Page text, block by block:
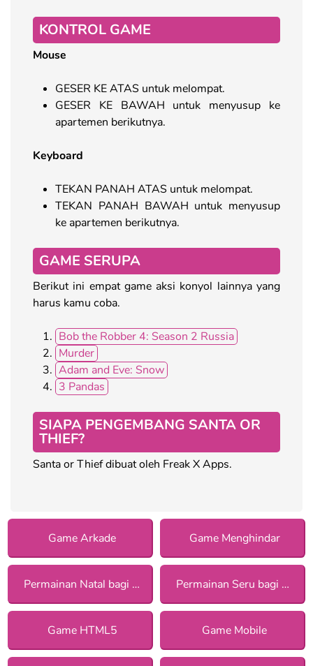
KONTROL GAME
Mouse
GESER KE ATAS untuk melompat.
GESER KE BAWAH untuk menyusup ke
apartemen berikutnya.
Keyboard
TEKAN PANAH ATAS untuk melompat.
TEKAN PANAH BAWAH untuk menyusup
ke apartemen berikutnya.
GAME SERUPA
Berikut ini empat game aksi konyol lainnya yang
harus kamu coba.
Bob the Robber 4: Season 2 Russia
Murder
Adam and Eve: Snow
3 Pandas
SIAPA PENGEMBANG SANTA OR
THIEF?
Santa or Thief dibuat oleh Freak X Apps.
Game Arkade Game Menghindar
Permainan Natal bagi Anak Perempuan Permainan Seru bagi Anak Perempuan
Game HTML5 Game Mobile